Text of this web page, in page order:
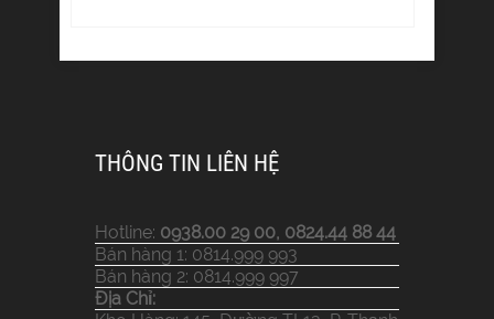
THÔNG TIN LIÊN HỆ
Hotline: 0938.00 29 00, 0824.44 88 44
Bán hàng 1: 0814.999 993
Bán hàng 2: 0814.999 997
Địa Chỉ: